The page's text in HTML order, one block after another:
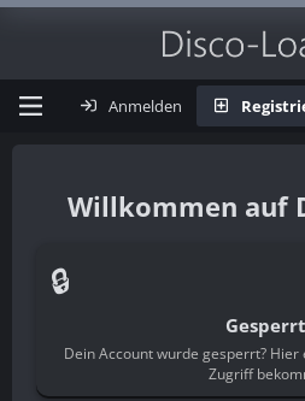
Anmelden
🔒
Dein Account wurde gesperrt?
Zugriff